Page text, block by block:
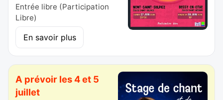
Entrée libre (Participation
Libre)
En savoir plus
A prévoir les 4 et 5
juillet